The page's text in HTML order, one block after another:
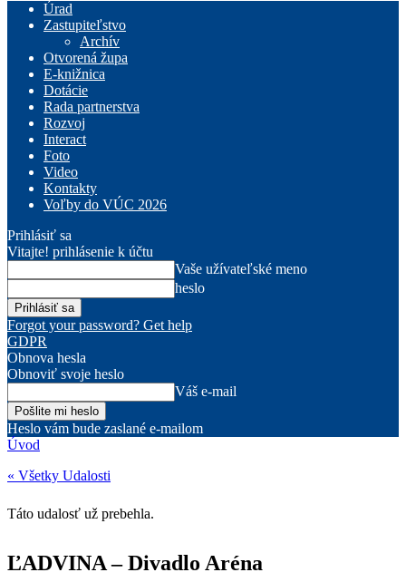
Úrad
Zastupiteľstvo
Archív
Otvorená župa
E-knižnica
Dotácie
Rada partnerstva
Rozvoj
Interact
Foto
Video
Kontakty
Voľby do VÚC 2026
Prihlásiť sa
Vitajte! prihlásenie k účtu
Vaše užívateľské meno
heslo
Forgot your password? Get help
GDPR
Obnova hesla
Obnoviť svoje heslo
Váš e-mail
Heslo vám bude zaslané e-mailom
Úvod
« Všetky Udalosti
Táto udalosť už prebehla.
ĽADVINA – Divadlo Aréna